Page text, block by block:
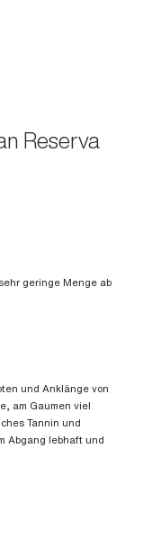
Reserva
geringe Menge ab
und Anklänge von
am Gaumen viel
Tannin und
Abgang lebhaft und